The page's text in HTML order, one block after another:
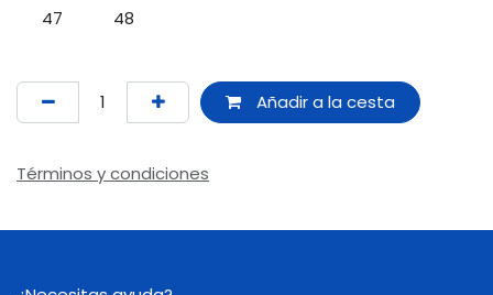
47 48
Añadir a la cesta
Términos y condiciones